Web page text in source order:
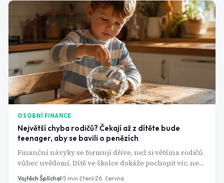
OSOBNÍ FINANCE
Největší chyba rodičů? Čekají až z dítěte bude
teenager, aby se bavili o penězích
Finanční návyky se formují dříve, než si většina rodičů
vůbec uvědomí. Dítě ve školce dokáže pochopit víc, než
čekáte - a každý promarněný rok se pak těžko dohání.
Vojtěch Šplíchal 5 min čtení 26. června